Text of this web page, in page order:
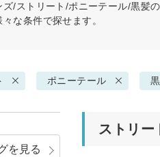
ズ/ストリート/ポニーテール/黒髪
々な条件で探せます。
ポニーテール
ストリー
を見る